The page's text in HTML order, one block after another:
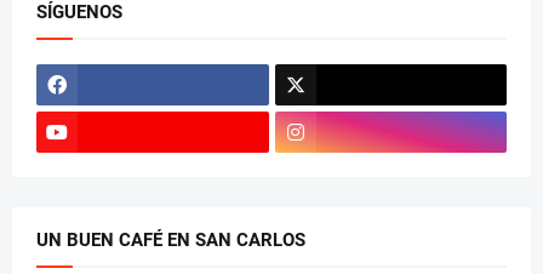
SÍGUENOS
UN BUEN CAFÉ EN SAN CARLOS